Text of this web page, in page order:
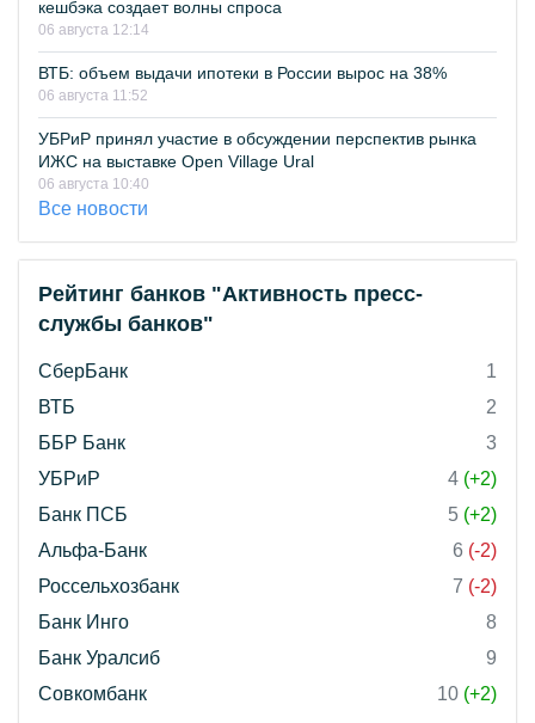
кешбэка создает волны спроса
06 августа 12:14
ВТБ: объем выдачи ипотеки в России вырос на 38%
06 августа 11:52
УБРиР принял участие в обсуждении перспектив рынка
ИЖС на выставке Open Village Ural
06 августа 10:40
Все новости
Рейтинг банков "Активность пресс-
службы банков"
СберБанк
1
ВТБ
2
ББР Банк
3
УБРиР
4 (+2)
Банк ПСБ
5 (+2)
Альфа-Банк
6 (-2)
Россельхозбанк
7 (-2)
Банк Инго
8
Банк Уралсиб
9
Совкомбанк
10 (+2)